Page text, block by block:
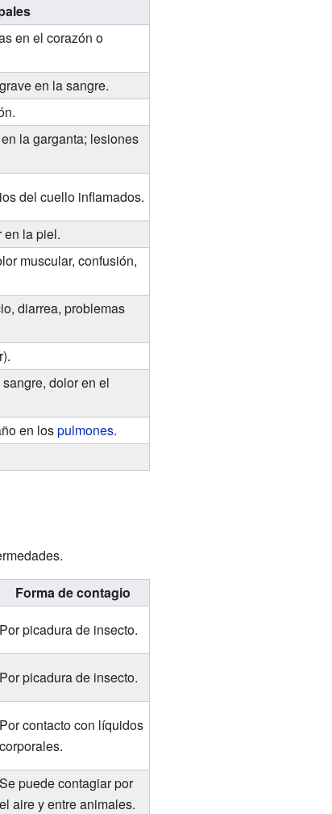
en el corazón o
en la sangre.
la garganta; lesiones
del cuello inflamados.
en la piel.
muscular, confusión,
diarrea, problemas
dolor en el
en lospulmones.
Forma de contagio
Por picadura de insecto.
Por picadura de insecto.
Por contacto con líquidos
corporales.
Se puede contagiar por
el aire y entre animales.